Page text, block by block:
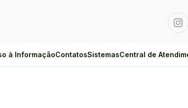
à InformaçãoContatosSistemasCentral de